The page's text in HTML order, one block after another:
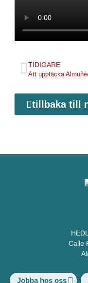
TIDIGARE
tillbaka till
Calle
Jobba hos oss